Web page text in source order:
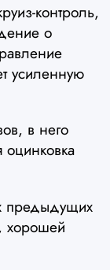
контроль,
о
усиленную
в него
оцинковка
предыдущих
хорошей